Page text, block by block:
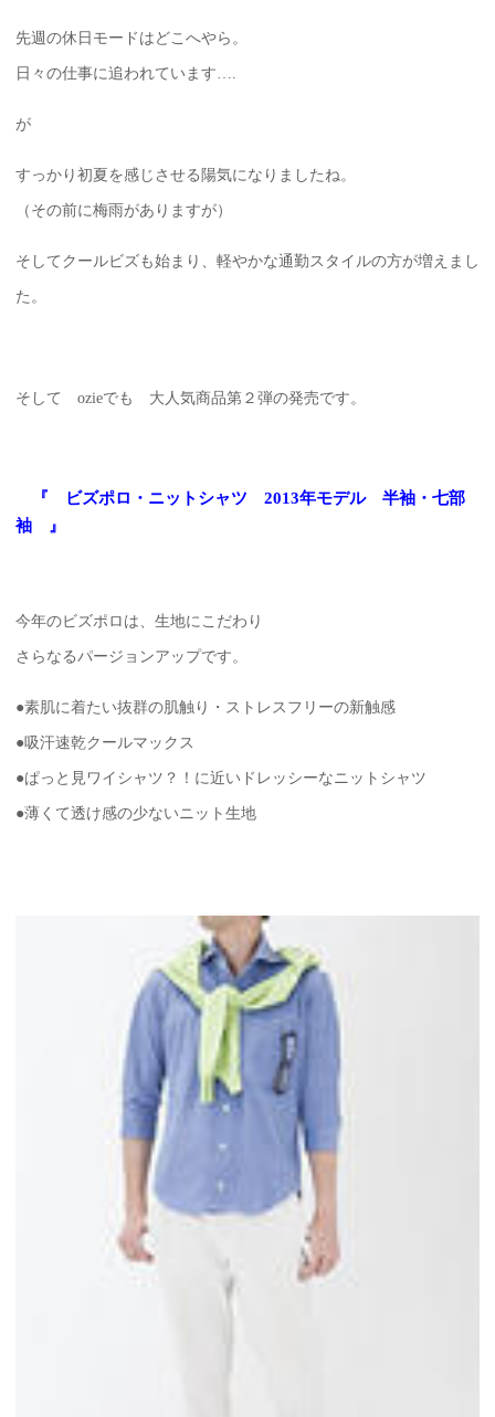
先週の休日モードはどこへやら。
日々の仕事に追われています….
が
すっかり初夏を感じさせる陽気になりましたね。
（その前に梅雨がありますが）
そしてクールビズも始まり、軽やかな通勤スタイルの方が増えまし
た。
そして ozieでも 大人気商品第２弾の発売です。
『 ビズポロ・ニットシャツ 2013年モデル 半袖・七部
袖 』
今年のビズポロは、生地にこだわり
さらなるパージョンアップです。
●素肌に着たい抜群の肌触り・ストレスフリーの新触感
●吸汗速乾クールマックス
●ぱっと見ワイシャツ？！に近いドレッシーなニットシャツ
●薄くて透け感の少ないニット生地